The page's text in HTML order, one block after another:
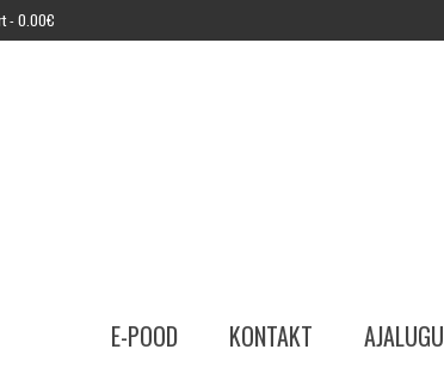
-0.00€
E-POOD KONTAKT AJALUGU